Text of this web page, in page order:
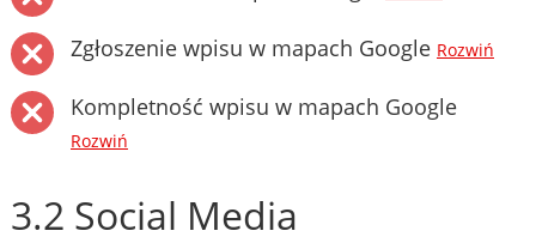
Zgłoszenie wpisu w mapach Google Rozwiń
Kompletność wpisu w mapach Google
Rozwiń
3.2 Social Media